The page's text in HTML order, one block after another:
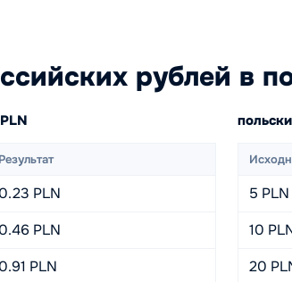
рублей в
Результат
0.23 PLN
0.46 PLN
0.91 PLN
5 PLN
10
20